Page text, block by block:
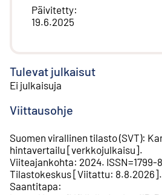
Päivitetty:
19.6.2025
Tulevat julkaisut
Ei julkaisuja
Viittausohje
Suomen virallinen tilasto (SVT):
hintavertailu [verkkojulkaisu].
Viiteajankohta: 2024. ISSN=1799-
Tilastokeskus[Viitattu: 8.8.2026].
Saantitapa: